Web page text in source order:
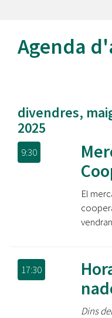
Agenda
divendres,
2025
9:30
El
17:30
Dins